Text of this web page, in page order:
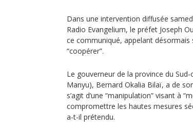
Dans une intervention diffusée
Radio Evangelium, le préfet Joseph
ce communiqué, appelant
“coopérer”.
Le gouverneur de la province du
Manyu), Bernard Okalia Bilaï, a de
s’agit d’une “manipulation” visant à
compromettre les hautes mesures
a-t-il prétendu.